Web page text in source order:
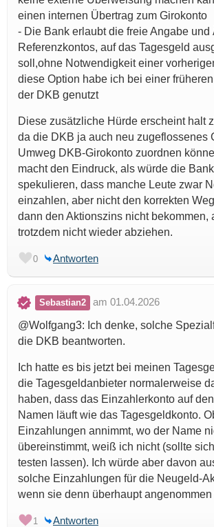
einen internen Übertrag zum Girokonto
- Die Bank erlaubt die freie Angabe und
Referenzkontos, auf das Tagesgeld
soll,ohne Notwendigkeit einer
diese Option habe ich bei einer
der DKB genutzt
Diese zusätzliche Hürde erscheint halt
da die DKB ja auch neu zugeflossenes
Umweg DKB-Girokonto zuordnen
macht den Eindruck, als würde die
spekulieren, dass manche Leute zwar
einzahlen, aber nicht den korrekten
dann den Aktionszins nicht bekommen,
trotzdem nicht wieder abziehen.
0 Antworten
Sebastian2
am 01.04.2026
@Wolfgang3: Ich denke, solche
die DKB beantworten.
Ich hatte es bis jetzt bei meinen
die Tagesgeldanbieter normalerweise
haben, dass das Einzahlerkonto auf
Namen läuft wie das Tagesgeldkonto.
Einzahlungen annimmt, wo der Name
übereinstimmt, weiß ich nicht (sollte
testen lassen). Ich würde aber davon
solche Einzahlungen für die Neugeld-
wenn sie denn überhaupt angenommen
1 Antworten